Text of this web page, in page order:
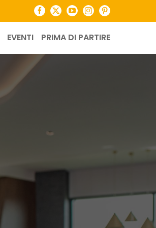
Facebook
X YouTubeInstagramPinterest
EVENTI PRIMA DI PARTIRE